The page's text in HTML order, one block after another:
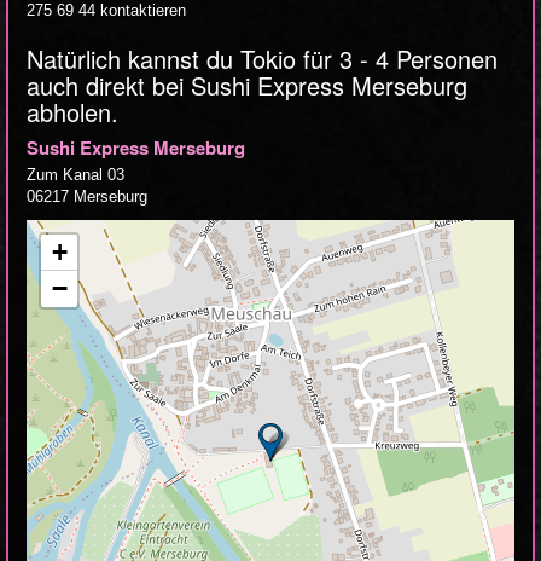
275 69 44 kontaktieren
Natürlich kannst du Tokio für 3 - 4 Personen
auch direkt bei Sushi Express Merseburg
abholen.
Sushi Express Merseburg
Zum Kanal 03
06217 Merseburg
+
−